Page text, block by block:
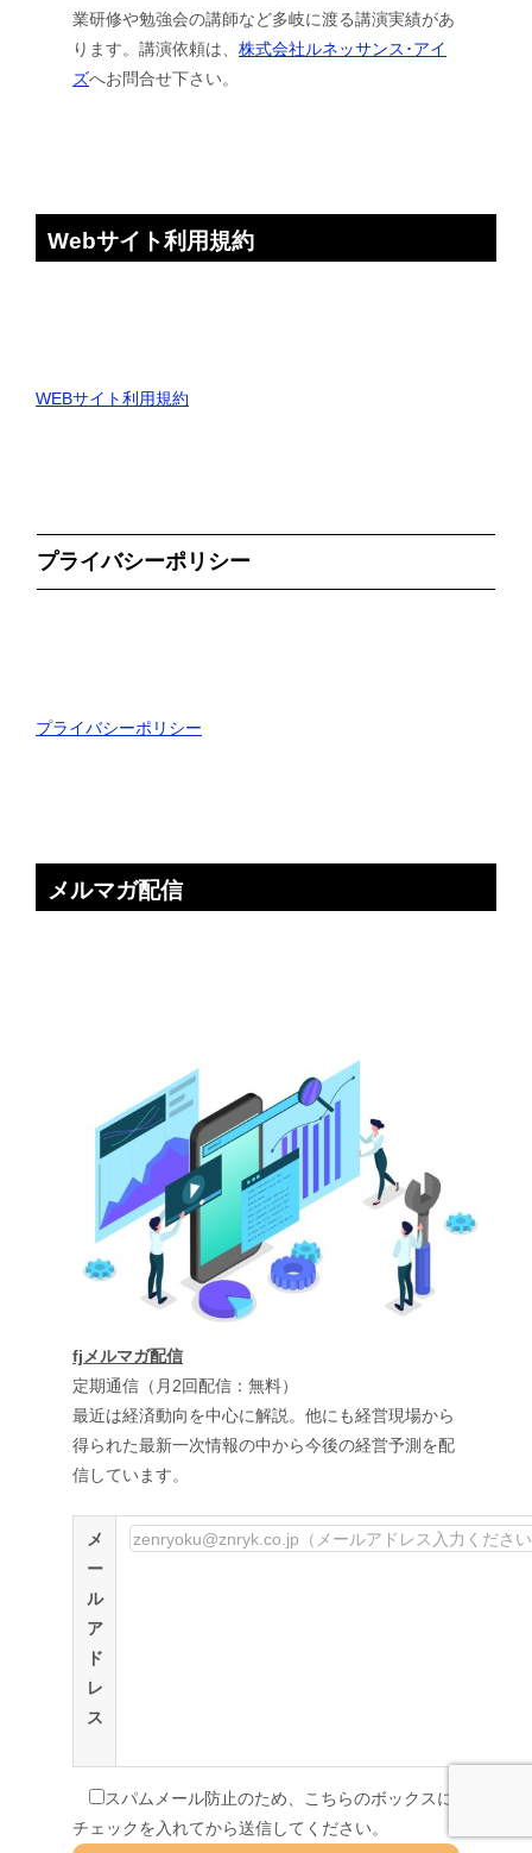
業研修や勉強会の講師など多岐に渡る講演実績があ
ります。講演依頼は、株式会社ルネッサンス･アイ
ズへお問合せ下さい。
Webサイト利用規約
WEBサイト利用規約
プライバシーポリシー
プライバシーポリシー
メルマガ配信
fjメルマガ配信
定期通信（月2回配信：無料）
最近は経済動向を中心に解説。他にも経営現場から
得られた最新一次情報の中から今後の経営予測を配
信しています。
メ
ー
ル
ア
ド
レ
ス
スパムメール防止のため、こちらのボックスに
チェックを入れてから送信してください。